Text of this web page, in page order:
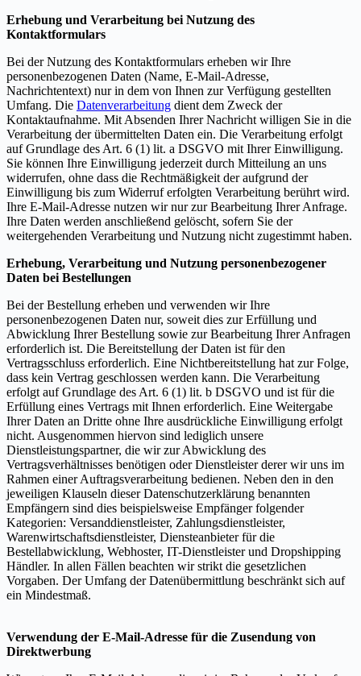
Erhebung und Verarbeitung bei Nutzung des
Kontaktformulars
Bei der Nutzung des Kontaktformulars erheben wir Ihre
personenbezogenen Daten (Name, E-Mail-Adresse,
Nachrichtentext) nur in dem von Ihnen zur Verfügung gestellten
Umfang. Die Datenverarbeitung dient dem Zweck der
Kontaktaufnahme. Mit Absenden Ihrer Nachricht willigen Sie in die
Verarbeitung der übermittelten Daten ein. Die Verarbeitung erfolgt
auf Grundlage des Art. 6 (1) lit. a DSGVO mit Ihrer Einwilligung.
Sie können Ihre Einwilligung jederzeit durch Mitteilung an uns
widerrufen, ohne dass die Rechtmäßigkeit der aufgrund der
Einwilligung bis zum Widerruf erfolgten Verarbeitung berührt wird.
Ihre E-Mail-Adresse nutzen wir nur zur Bearbeitung Ihrer Anfrage.
Ihre Daten werden anschließend gelöscht, sofern Sie der
weitergehenden Verarbeitung und Nutzung nicht zugestimmt haben.
Erhebung, Verarbeitung und Nutzung personenbezogener
Daten bei Bestellungen
Bei der Bestellung erheben und verwenden wir Ihre
personenbezogenen Daten nur, soweit dies zur Erfüllung und
Abwicklung Ihrer Bestellung sowie zur Bearbeitung Ihrer Anfragen
erforderlich ist. Die Bereitstellung der Daten ist für den
Vertragsschluss erforderlich. Eine Nichtbereitstellung hat zur Folge,
dass kein Vertrag geschlossen werden kann. Die Verarbeitung
erfolgt auf Grundlage des Art. 6 (1) lit. b DSGVO und ist für die
Erfüllung eines Vertrags mit Ihnen erforderlich. Eine Weitergabe
Ihrer Daten an Dritte ohne Ihre ausdrückliche Einwilligung erfolgt
nicht. Ausgenommen hiervon sind lediglich unsere
Dienstleistungspartner, die wir zur Abwicklung des
Vertragsverhältnisses benötigen oder Dienstleister derer wir uns im
Rahmen einer Auftragsverarbeitung bedienen. Neben den in den
jeweiligen Klauseln dieser Datenschutzerklärung benannten
Empfängern sind dies beispielsweise Empfänger folgender
Kategorien: Versanddienstleister, Zahlungsdienstleister,
Warenwirtschaftsdienstleister, Diensteanbieter für die
Bestellabwicklung, Webhoster, IT-Dienstleister und Dropshipping
Händler. In allen Fällen beachten wir strikt die gesetzlichen
Vorgaben. Der Umfang der Datenübermittlung beschränkt sich auf
ein Mindestmaß.
Verwendung der E-Mail-Adresse für die Zusendung von
Direktwerbung